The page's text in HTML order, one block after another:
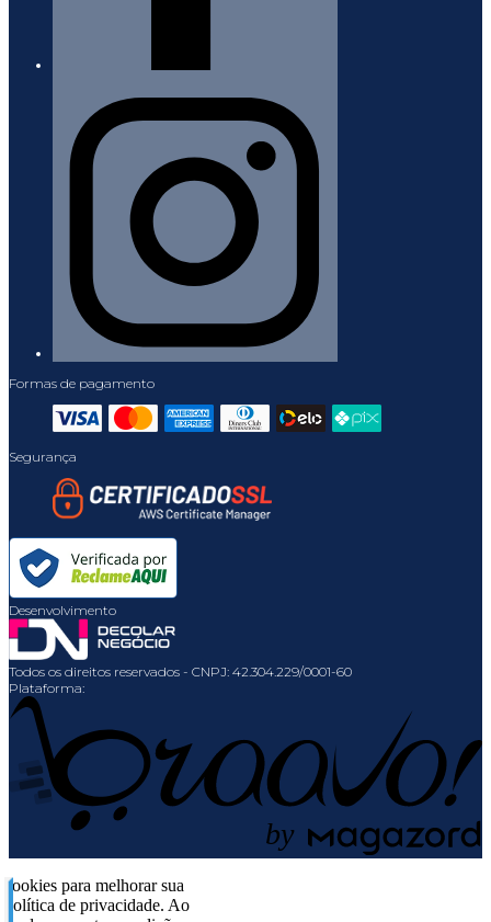
Formas de pagamento
Segurança
Desenvolvimento
Todos os direitos reservados - CNPJ: 42.304.229/0001-60
Plataforma:
by
para melhorar sua
política de privacidade. Ao